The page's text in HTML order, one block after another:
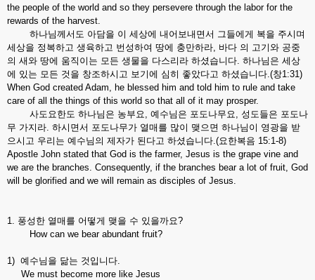
the people of the world and so they persevere through the labor for the
rewards of the harvest.
하나님께서도 아담을 이 세상에 내어보내면서 그들에게 복을 주시며
세상을 정복하고 생육하고 번성하여 땅에 충만하라, 바다 의 고기와 공중
의 새와 땅에 움직이는 모든 생물을 다스리라 하셨습니다. 하나님은 세상
에 있는 모든 것을 창조하시고 보기에 심히 좋았다고 하셨습니다.(창1:31)
When God created Adam, he blessed him and told him to rule and take
care of all the things of this world so that all of it may prosper.
사도요한도 하나님은 농부요, 예수님은 포도나무요, 성도들은 포도나
무 가지라. 하시면서 포도나무가 열매를 많이 맺으면 하나님이 영광을 받
으시고 우리는 예수님의 제자가 된다고 하셨습니다.(요한복음 15:1-8)
Apostle John stated that God is the farmer, Jesus is the grape vine and
we are the branches. Consequently, if the branches bear a lot of fruit, God
will be glorified and we will remain as disciples of Jesus.
1. 풍성한 열매를 어떻게 맺을 수 있을까요?
How can we bear abundant fruit?
1) 예수님을 닮는 것입니다.
We must become more like Jesus